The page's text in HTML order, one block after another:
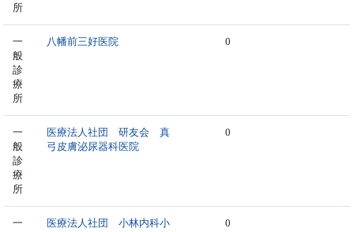
所
一
般
診
療
所
八幡前三好医院 0
一
般
診
療
所
医療法人社団 研友会 真
弓皮膚泌尿器科医院
0
一
医療法人社団 小林内科小
0